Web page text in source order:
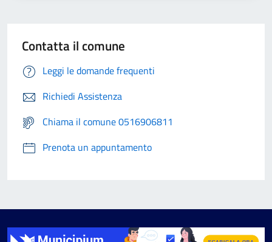
Contatta il comune
Leggi le domande frequenti
Richiedi Assistenza
Chiama il comune 0516906811
Prenota un appuntamento